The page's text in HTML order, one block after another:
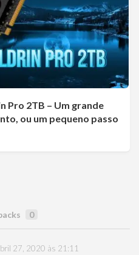
Pro 2TB – Um grande
ou um pequeno passo
0
27, 2020 às 21:11